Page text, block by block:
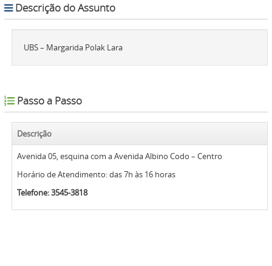
Descrição do Assunto
UBS – Margarida Polak Lara
Passo a Passo
Descrição
Avenida 05, esquina com a Avenida Albino Codo – Centro
Horário de Atendimento: das 7h às 16 horas
Telefone: 3545-3818